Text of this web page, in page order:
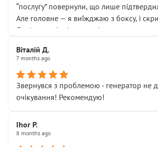
“послугу” повернули, що лише
Але головне — я виїжджаю з боксу, і
Далі ситуація тільки погіршилась:
• що біля авто стояти вже не можна
( ну все зняли та доробили) дякую!
Окремий момент, який виглядає
мені заявили, що бачок гальмівної
Що прикро — це не перший мій візит.
пояснили, що це “старі гайки, які
Віталій Д.
7 months ago
Звернувся з проблемою - генератор не
очікування! Рекомендую!
Ihor P.
8 months ago